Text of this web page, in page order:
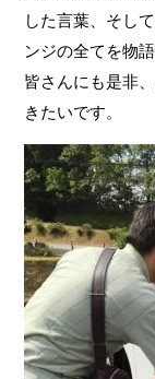
した言葉、そし
ンジの全てを物
皆さんにも是非
きたいです。